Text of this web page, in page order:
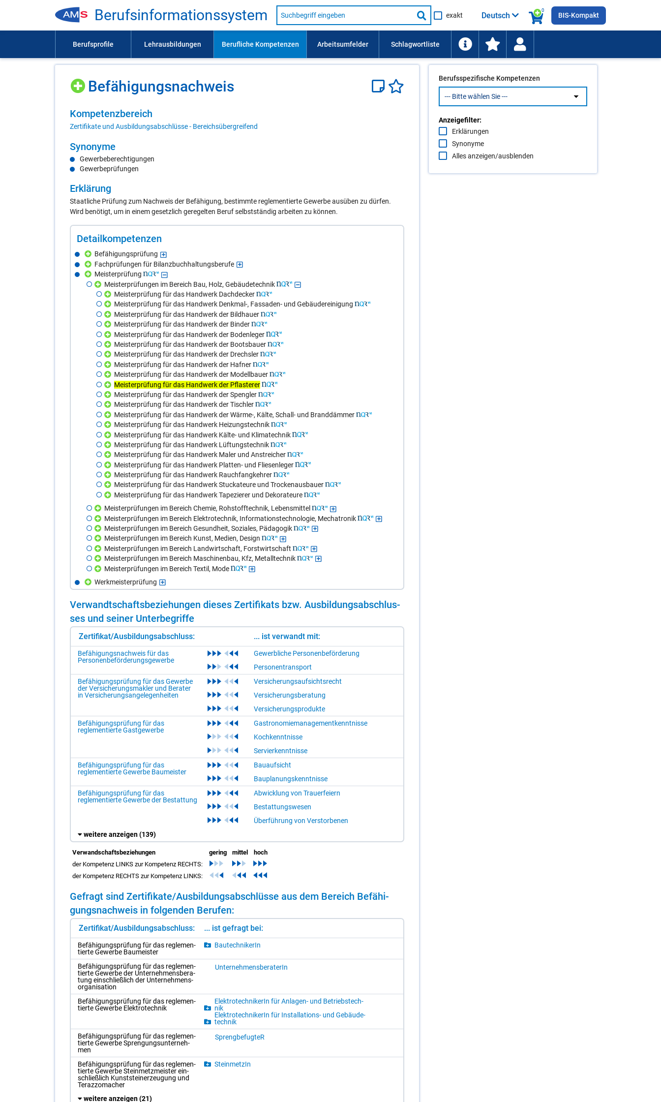
Be­rufs­in­for­ma­ti­ons­sys­tem
Suche
nach
Lehrausbildung,
usw.
Suche
starten
exakt
0
Deutsch BIS-Kompakt
Be­fä­hi­gungs­nach­weis
Kom­pe­tenz­be­reich
Zertifikate und Ausbildungsabschlüsse - Bereichsübergreifend
Syn­ony­me
Gewerbeberechtigungen
Gewerbeprüfungen
Er­klä­rung
Staatliche Prüfung zum Nachweis der Befähigung, bestimmte reglementierte Gewerbe ausüben zu dürfen.
Wird benötigt, um in einem gesetzlich geregelten Beruf selbstständig arbeiten zu können.
De­tail­kom­pe­ten­zen
Befähigungsprüfung
Fachprüfungen für Bilanzbuchhaltungsberufe
Meisterprüfung
Meisterprüfungen im Bereich Bau, Holz, Gebäudetechnik
Meisterprüfung für das Handwerk Dachdecker
Meisterprüfung für das Handwerk Denkmal-, Fassaden- und Gebäudereinigung
Meisterprüfung für das Handwerk der Bildhauer
Meisterprüfung für das Handwerk der Binder
Meisterprüfung für das Handwerk der Bodenleger
Meisterprüfung für das Handwerk der Bootsbauer
Meisterprüfung für das Handwerk der Drechsler
Meisterprüfung für das Handwerk der Hafner
Meisterprüfung für das Handwerk der Modellbauer
Meisterprüfung für das Handwerk der Pflasterer
Meisterprüfung für das Handwerk der Spengler
Meisterprüfung für das Handwerk der Tischler
Meisterprüfung für das Handwerk der Wärme-, Kälte, Schall- und Branddämmer
Meisterprüfung für das Handwerk Heizungstechnik
Meisterprüfung für das Handwerk Kälte- und Klimatechnik
Meisterprüfung für das Handwerk Lüftungstechnik
Meisterprüfung für das Handwerk Maler und Anstreicher
Meisterprüfung für das Handwerk Platten- und Fliesenleger
Meisterprüfung für das Handwerk Rauchfangkehrer
Meisterprüfung für das Handwerk Stuckateure und Trockenausbauer
Meisterprüfung für das Handwerk Tapezierer und Dekorateure
Meisterprüfungen im Bereich Chemie, Rohstofftechnik, Lebensmittel
Meisterprüfungen im Bereich Elektrotechnik, Informationstechnologie, Mechatronik
Meisterprüfungen im Bereich Gesundheit, Soziales, Pädagogik
Meisterprüfungen im Bereich Kunst, Medien, Design
Meisterprüfungen im Bereich Landwirtschaft, Forstwirtschaft
Meisterprüfungen im Bereich Maschinenbau, Kfz, Metalltechnik
Meisterprüfungen im Bereich Textil, Mode
Werkmeisterprüfung
Ver­wandt­schafts­be­zie­hun­gen die­ses Zer­ti­fi­kats bzw. Aus­bil­dungs­ab­schlus­
ses und sei­ner Un­ter­be­grif­fe
Zertifikat/Ausbildungsabschluss: ... ist verwandt mit:
Befähigungsnachweis für das
Personenbeförderungsgewerbe
Gewerbliche Personenbeförderung
Personentransport
Befähigungsprüfung für das Gewerbe
der Versicherungsmakler und Berater
in Versicherungsangelegenheiten
Versicherungsaufsichtsrecht
Versicherungsberatung
Versicherungsprodukte
Befähigungsprüfung für das
reglementierte Gastgewerbe
Gastronomiemanagementkenntnisse
Kochkenntnisse
Servierkenntnisse
Befähigungsprüfung für das
reglementierte Gewerbe Baumeister
Bauaufsicht
Bauplanungskenntnisse
Befähigungsprüfung für das
reglementierte Gewerbe der Bestattung
Abwicklung von Trauerfeiern
Bestattungswesen
Überführung von Verstorbenen
weitere anzeigen(139)
Verwandschaftsbeziehungen gering mittel
hoch
der Kompetenz LINKS zur Kompetenz RECHTS:
der Kompetenz RECHTS zur Kompetenz LINKS:
Ge­fragt sind Zer­ti­fi­ka­te/​Aus­bil­dungs­ab­schlüs­se aus dem Be­reich Be­fä­hi­
gungs­nach­weis in fol­gen­den Be­ru­fen:
Zertifikat/Ausbildungsabschluss: ... ist gefragt bei:
Be­fä­hi­gungs­prü­fung für das re­gle­men­
tier­te Ge­wer­be Bau­meis­ter
Bau­tech­ni­ke­rIn
Be­fä­hi­gungs­prü­fung für das re­gle­men­
tier­te Ge­wer­be der Un­ter­neh­mens­be­ra­
tung ein­schließ­lich der Un­ter­neh­mens­
or­ga­ni­sa­ti­on
Un­ter­neh­mens­be­ra­te­rIn
Be­fä­hi­gungs­prü­fung für das re­gle­men­
tier­te Ge­wer­be Elek­tro­tech­nik
Elek­tro­tech­ni­ke­rIn für An­la­gen- und Be­triebs­tech­
nik
Elek­tro­tech­ni­ke­rIn für In­stal­la­ti­ons- und Ge­bäu­de­
tech­nik
Be­fä­hi­gungs­prü­fung für das re­gle­men­
tier­te Ge­wer­be Spren­gungs­un­ter­neh­
men
Spreng­be­fug­teR
Be­fä­hi­gungs­prü­fung für das re­gle­men­
tier­te Ge­wer­be Stein­metz­meis­ter ein­
schließ­lich Kunst­stein­er­zeu­gung und
Te­raz­zo­ma­cher
Stein­met­zIn
weitere anzeigen(21)
Berufsspezifische Kompetenzen
Anzeigefilter:
Erklärungen
Synonyme
Alles anzeigen/ausblenden